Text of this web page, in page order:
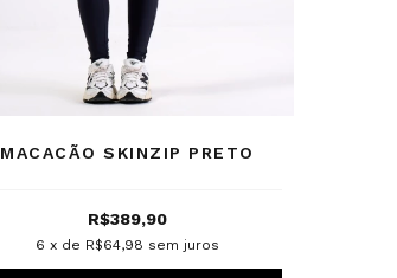
MACACÃO SKINZIP PRETO
R$389,90
6 x de R$64,98 sem juros